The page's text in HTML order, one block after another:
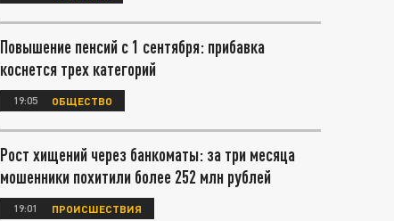
Повышение пенсий с 1 сентября: прибавка
коснется трех категорий
19:05 ОБЩЕСТВО
Рост хищений через банкоматы: за три месяца
мошенники похитили более 252 млн рублей
19:01 ПРОИСШЕСТВИЯ